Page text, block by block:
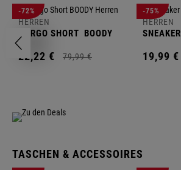
-72%
HERREN
CARGO SHORT BOODY
22,22 € 79,99 €
-75%
HERREN
SNEAKER
19,99 €
TASCHEN & ACCESSOIRES